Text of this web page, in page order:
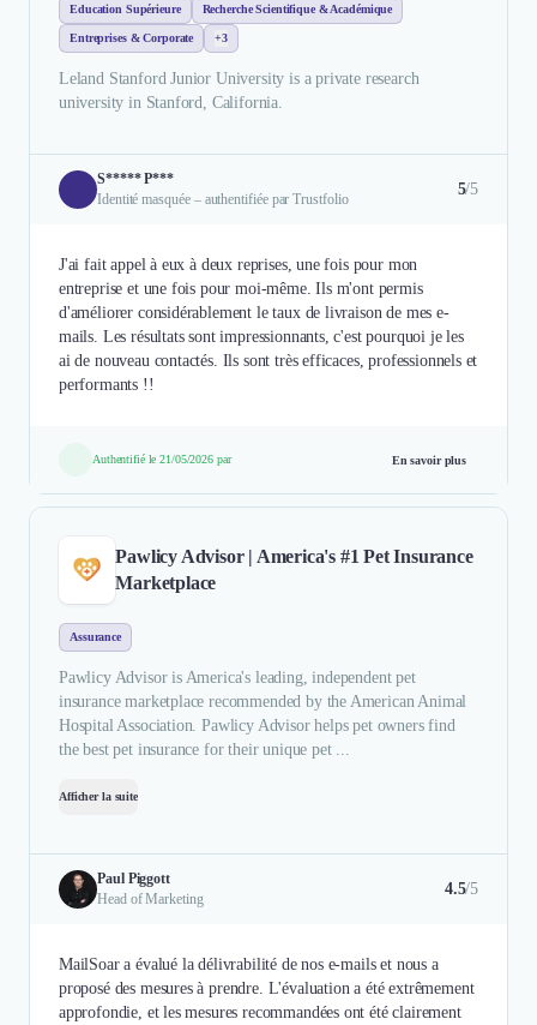
Education Supérieure Recherche Scientifique & Académique
Entreprises & Corporate +3
Leland Stanford Junior University is a private research
university in Stanford, California.
S***** P***
Identité masquée – authentifiée par Trustfolio
5/5
J'ai fait appel à eux à deux reprises, une fois pour mon
entreprise et une fois pour moi-même. Ils m'ont permis
d'améliorer considérablement le taux de livraison de mes e-
mails. Les résultats sont impressionnants, c'est pourquoi je les
ai de nouveau contactés. Ils sont très efficaces, professionnels et
performants !!
Authentifié le 21/05/2026 par En savoir plus
Pawlicy Advisor | America's #1 Pet Insurance
Marketplace
Assurance
Pawlicy Advisor is America's leading, independent pet
insurance marketplace recommended by the American Animal
Hospital Association. Pawlicy Advisor helps pet owners find
the best pet insurance for their unique pet ...
Afficher la suite
Paul Piggott
Head of Marketing
4.5/5
MailSoar a évalué la délivrabilité de nos e-mails et nous a
proposé des mesures à prendre. L'évaluation a été extrêmement
approfondie, et les mesures recommandées ont été clairement